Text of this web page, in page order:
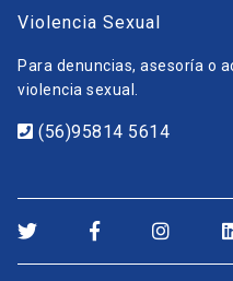
Violencia Sexual
Para denuncias, asesoría o
violencia sexual.
(56)95814 5614